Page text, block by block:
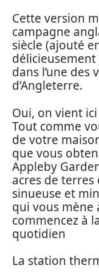
Cette version
campagne
siècle (ajouté
dans l’une des
d’Angleterre.
Oui, on vient ici
Tout comme
de votre
que vous
Appleby
acres de terres
sinueuse et
qui vous mène
commencez à
quotidien
La station